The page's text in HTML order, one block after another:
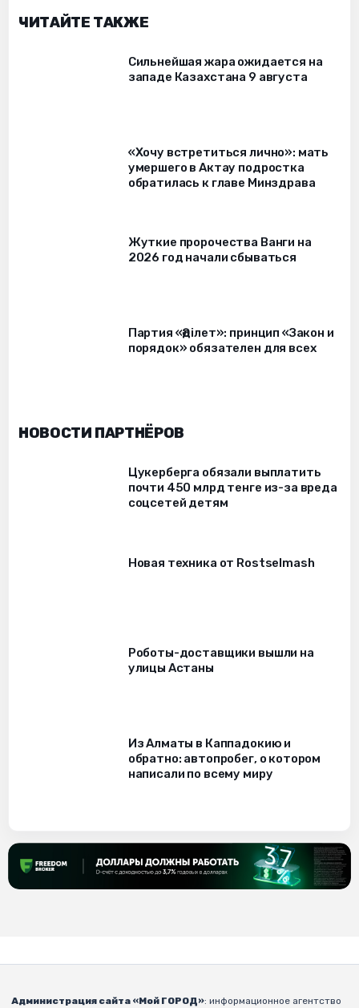
ЧИТАЙТЕ ТАКЖЕ
Сильнейшая жара ожидается на
западе Казахстана 9 августа
«Хочу встретиться лично»: мать
умершего в Актау подростка
обратилась к главе Минздрава
Жуткие пророчества Ванги на
2026 год начали сбываться
Партия «Әділет»: принцип «Закон и
порядок» обязателен для всех
НОВОСТИ ПАРТНЁРОВ
Цукерберга обязали выплатить
почти 450 млрд тенге из-за вреда
соцсетей детям
Новая техника от Rostselmash
Роботы-доставщики вышли на
улицы Астаны
Из Алматы в Каппадокию и
обратно: автопробег, о котором
написали по всему миру
Администрация сайта «Мой ГОРОД»: информационное агентство